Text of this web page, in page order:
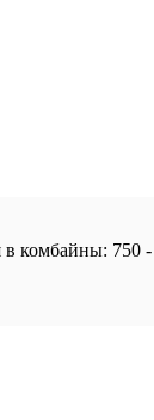
в комбайны: